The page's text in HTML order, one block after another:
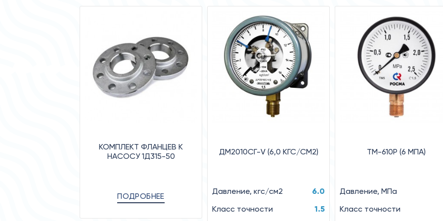
КОМПЛЕКТ ФЛАНЦЕВ К
НАСОСУ 1Д315-50
ПОДРОБНЕЕ
ДМ2010СГ-V (6,0 КГС/СМ2)
Давление, кгс/см2
6.0
Класс точности
1.5
ТМ-610Р (6 MПA)
Давление, MПa
Класс точности